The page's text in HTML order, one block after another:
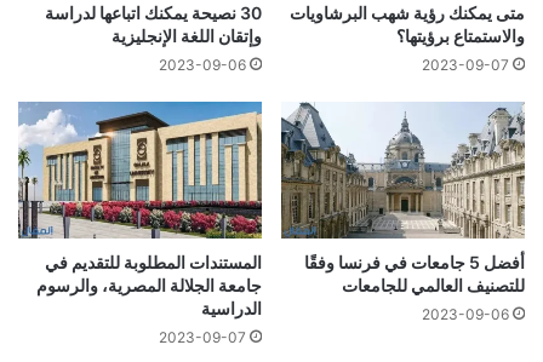
متى يمكنك رؤية شهب البرشاويات
والاستمتاع برؤيتها؟
2023-09-07
30 نصيحة يمكنك اتباعها لدراسة
وإتقان اللغة الإنجليزية
2023-09-06
أفضل 5 جامعات في فرنسا وفقًا
للتصنيف العالمي للجامعات
2023-09-06
المستندات المطلوبة للتقديم في
جامعة الجلالة المصرية، والرسوم
الدراسية
2023-09-07